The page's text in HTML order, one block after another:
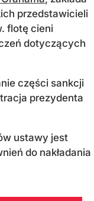
przedstawicieli
flotę cieni
dotyczących
części sankcji
prezydenta
ustawy jest
do nakładania